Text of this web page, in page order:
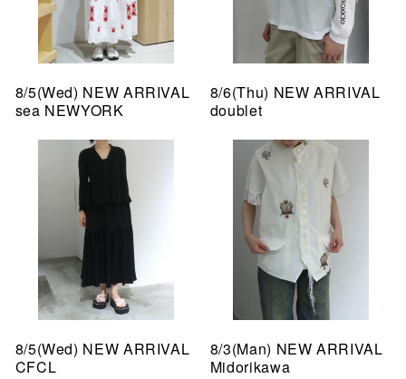
8/5(Wed) NEW ARRIVAL
sea NEWYORK
8/6(Thu) NEW ARRIVAL
doublet
8/5(Wed) NEW ARRIVAL
CFCL
8/3(Man) NEW ARRIVAL
Midorikawa